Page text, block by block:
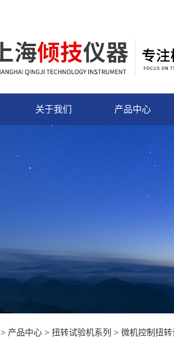
关于我们 产品中心
> 产品中心 > 扭转试验机系列 > 微机控制扭